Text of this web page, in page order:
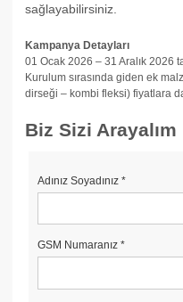
sağlayabilirsiniz.
Kampanya Detayları
01 Ocak 2026 – 31 Aralık 2026
Kurulum sırasında giden ek
dirseği – kombi fleksi) fiyatlara
Biz Sizi Arayalım
Adınız Soyadınız*
GSM Numaranız*